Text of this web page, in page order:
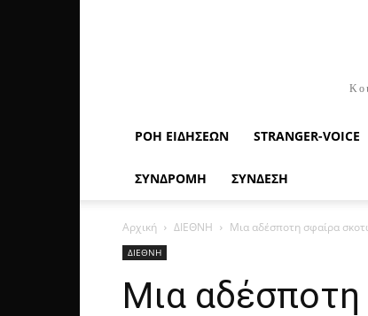
ΡΟΉ ΕΙΔΉΣΕΩΝ STRANGER-VOICE
ΣΥΝΔΡΟΜΗ ΣΥΝΔΕΣΗ
Αρχική ΔΙΕΘΝΗ Μια αδέσποτη σφαίρα
ΔΙΕΘΝΗ
Μια